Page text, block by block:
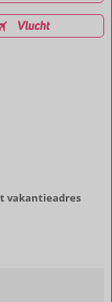
Vlucht
vakantieadres